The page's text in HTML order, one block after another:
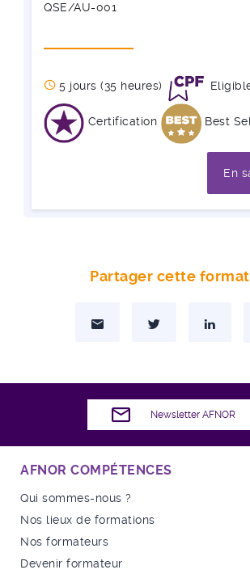
QSE/AU-001
5 jours (35 heures)
Certification Best
En
Partager cette
Partager par MailPartager sur Twitter
Newsletter AFNOR
AFNOR COMPÉTENCES
Qui sommes-nous ?
Nos lieux de formations
Nos formateurs
Devenir formateur